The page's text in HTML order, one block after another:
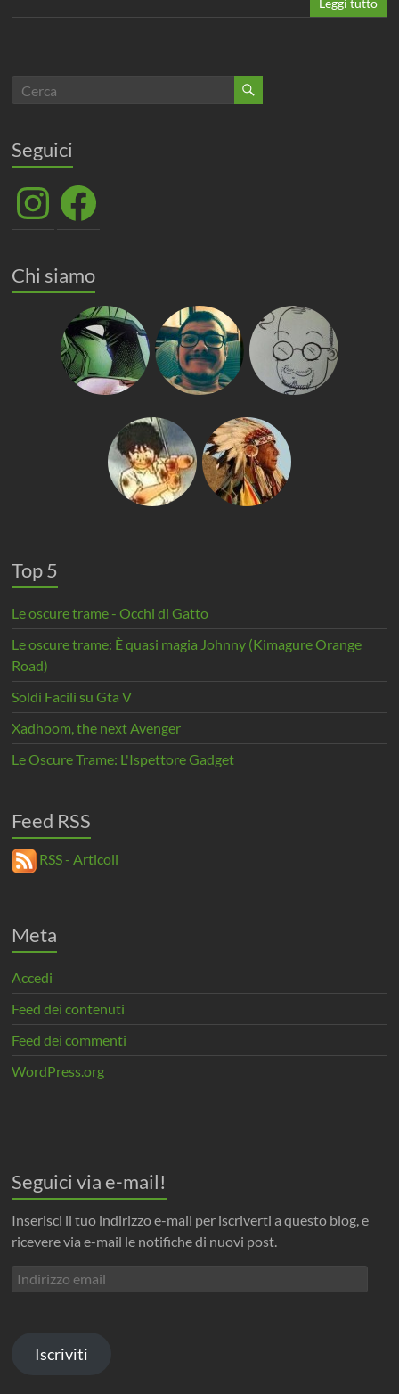
Leggi tutto
Seguici
InstagramFacebook
Chi siamo
Top 5
Le oscure trame - Occhi di Gatto
Le oscure trame: È quasi magia Johnny (Kimagure Orange
Road)
Soldi Facili su Gta V
Xadhoom, the next Avenger
Le Oscure Trame: L'Ispettore Gadget
Feed RSS
RSS - Articoli
Meta
Accedi
Feed dei contenuti
Feed dei commenti
WordPress.org
Seguici via e-mail!
Inserisci il tuo indirizzo e-mail per iscriverti a questo blog, e
ricevere via e-mail le notifiche di nuovi post.
Indirizzo
email
Iscriviti